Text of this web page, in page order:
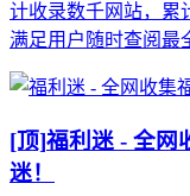
计收录数千网站，累
满足用户随时查阅最
[顶]福利迷 - 全网
迷！